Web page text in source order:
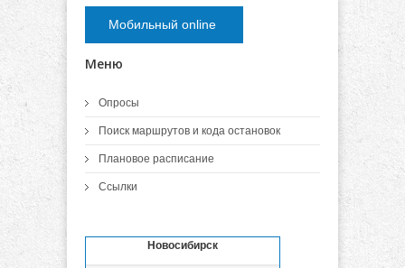
Мобильный online
Меню
Опросы
Поиск маршрутов и кода остановок
Плановое расписание
Ссылки
Новосибирск